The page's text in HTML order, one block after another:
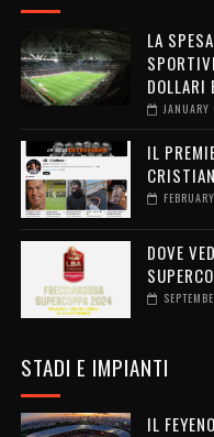
LA
IL
DOVE
STADI E IMPIANTI
IL